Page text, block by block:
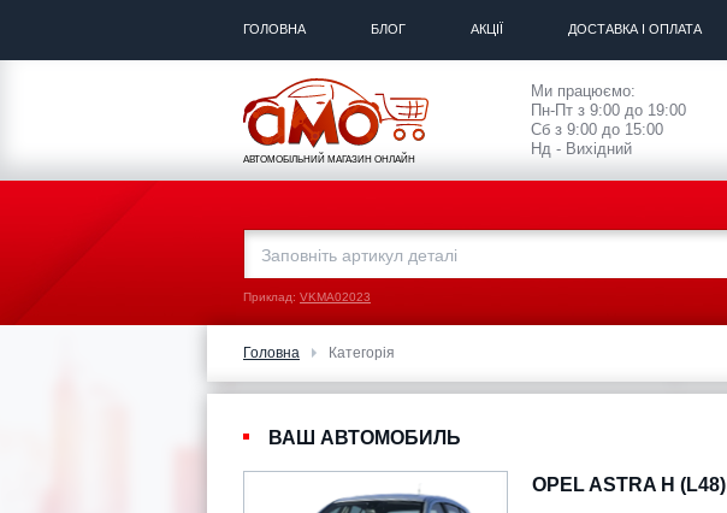
ГОЛОВНА БЛОГ АКЦІЇ ДОСТАВКА І ОПЛАТА
АВТОМОБІЛЬНИЙ МАГАЗИН ОНЛАЙН
Ми працюємо:
Пн-Пт з 9:00 до 19:00
Сб з 9:00 до 15:00
Нд - Вихідний
Приклад: VKMA02023
Головна Категорія
ВАШ АВТОМОБИЛЬ
OPEL ASTRA H (L48)